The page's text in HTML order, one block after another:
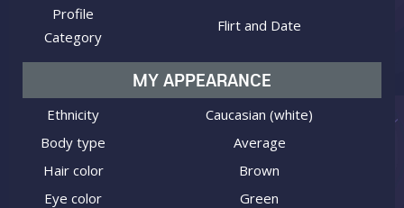
Profile
Category
Flirt and Date
MY APPEARANCE
Ethnicity
Caucasian (white)
Body type
Average
Hair color
Brown
Eye color
Green